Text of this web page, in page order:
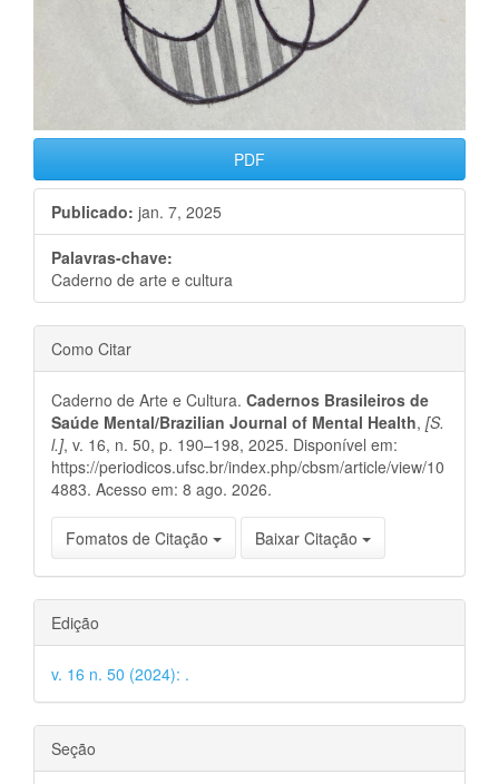
PDF
Publicado: jan. 7, 2025
Palavras-chave:
Caderno de arte e cultura
Conteúdo
do
artigo
principal
Detalhes
do
artigo
Como Citar
Caderno de Arte e Cultura. Cadernos Brasileiros de
Saúde Mental/Brazilian Journal of Mental Health, [S.
l.], v. 16, n. 50, p. 190–198, 2025. Disponível em:
https://periodicos.ufsc.br/index.php/cbsm/article/view/10
4883. Acesso em: 8 ago. 2026.
Fomatos de Citação Baixar Citação
Edição
v. 16 n. 50 (2024): .
Seção